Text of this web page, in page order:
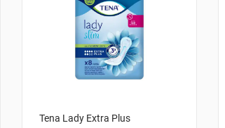
Tena Lady Extra Plus